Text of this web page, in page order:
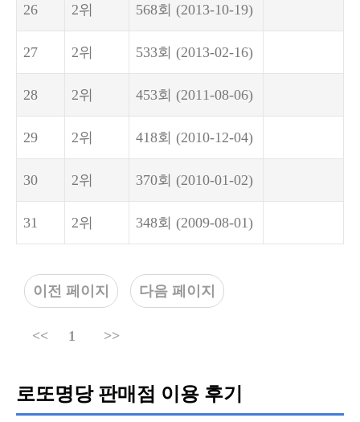
26 2위 568회 (2013-10-19)
27 2위 533회 (2013-02-16)
28 2위 453회 (2011-08-06)
29 2위 418회 (2010-12-04)
30 2위 370회 (2010-01-02)
31 2위 348회 (2009-08-01)
이전 페이지 다음 페이지
<< 1 >>
로또명당 판매점 이용 후기